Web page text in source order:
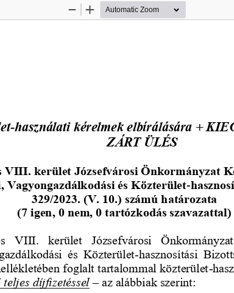
Zoom
Zoom
-használati kérelmek elbírálására +
ZÁRT ÜLÉS
VIII. kerület Józsefvárosi Önkormányzat
Vagyongazdálkodási és Közterület-
329/2023. (V. 10.) számú határozata
(7 igen, 0 nem, 0 tartózkodás szavazattal)
VIII.  kerület  Józsefvárosi
és Közterület-hasznosítási
foglalt tartalommal közterület-
teljes díjfizetéssel –az alábbiak szerint: